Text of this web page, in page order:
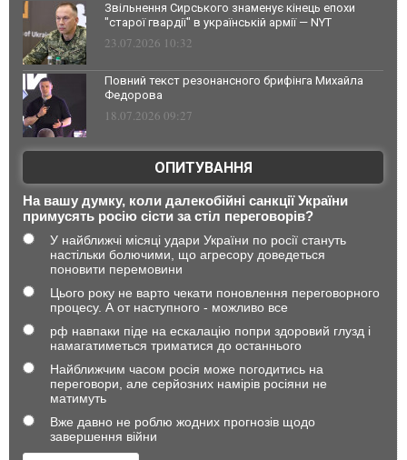
Звільнення Сирського знаменує кінець епохи
"старої гвардії" в українській армії — NYT
23.07.2026 10:32
Повний текст резонансного брифінга Михайла
Федорова
18.07.2026 09:27
ОПИТУВАННЯ
На вашу думку, коли далекобійні санкції України
примусять росію сісти за стіл переговорів?
У найближчі місяці удари України по росії стануть
настільки болючими, що агресору доведеться
поновити перемовини
Цього року не варто чекати поновлення переговорного
процесу. А от наступного - можливо все
рф навпаки піде на ескалацію попри здоровий глузд і
намагатиметься триматися до останнього
Найближчим часом росія може погодитись на
переговори, але серйозних намірів росіяни не
матимуть
Вже давно не роблю жодних прогнозів щодо
завершення війни